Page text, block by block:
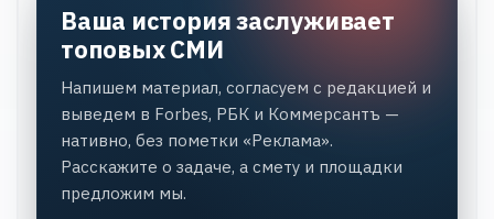
Ваша история заслуживает
топовых СМИ
Напишем материал, согласуем с редакцией и
выведем в Forbes, РБК и Коммерсантъ —
нативно, без пометки «Реклама».
Расскажите о задаче, а смету и площадки
предложим мы.